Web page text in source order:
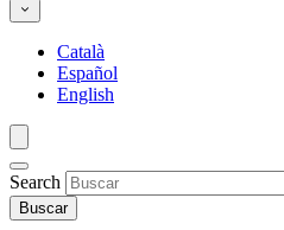
Català
Español
English
Search